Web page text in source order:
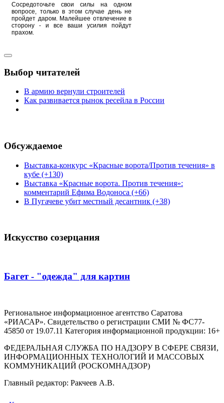
Сосредоточьте свои силы на одном
вопросе, только в этом случае день не
пройдет даром. Малейшее отвлечение в
сторону - и все ваши усилия пойдут
прахом.
Выбор читателей
В армию вернули строителей
Как развивается рынок ресейла в России
Обсуждаемое
Выставка-конкурс «Красные ворота/Против течения» в
кубе (+130)
Выставка «Красные ворота. Против течения»:
комментарий Ефима Водоноса (+66)
В Пугачеве убит местный десантник (+38)
Искусство созерцания
Багет - "одежда" для картин
Региональное информационное агентство Саратова
«РИАСАР». Свидетельство о регистрации СМИ № ФС77-
45850 от 19.07.11 Категория информационной продукции: 16+
ФЕДЕРАЛЬНАЯ СЛУЖБА ПО НАДЗОРУ В СФЕРЕ СВЯЗИ,
ИНФОРМАЦИОННЫХ ТЕХНОЛОГИЙ И МАССОВЫХ
КОММУНИКАЦИЙ (РОСКОМНАДЗОР)
Главный редактор: Ракчеев А.В.